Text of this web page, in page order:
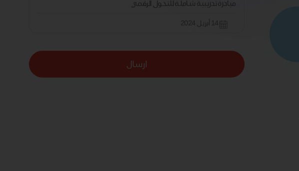
مبادرة تدريبية شاملة للتحول الرقمي
14 أبريل 2024
ارسال